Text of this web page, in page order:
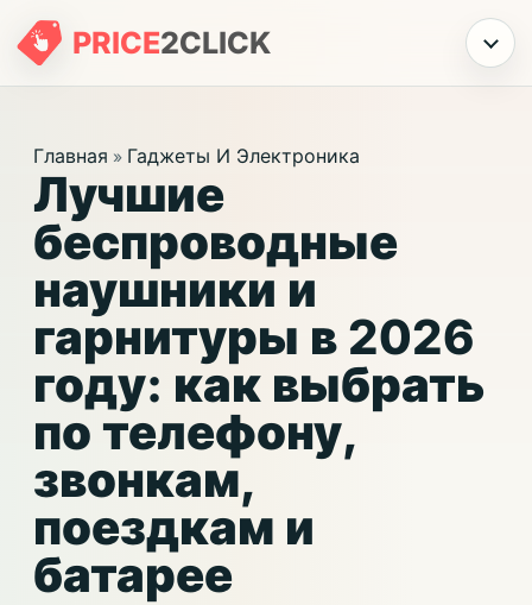
PRICE2CLICK Меню
Главная » Гаджеты И Электроника
Лучшие
беспроводные
наушники и
гарнитуры в 2026
году: как выбрать
по телефону,
звонкам,
поездкам и
батарее